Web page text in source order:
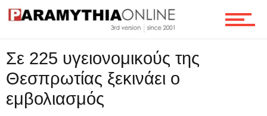
Σε 225 υγειονομικούς της
Θεσπρωτίας ξεκινάει ο
εμβολιασμός